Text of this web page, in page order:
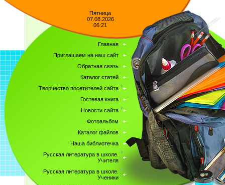
Пятница
07.08.2026
06:21
Главная
Приглашаем на наш сайт
Обратная связь
Каталог статей
Творчество посетителей сайта
Гостевая книга
Новости сайта
Фотоальбом
Каталог файлов
Наша библиотечка
Русская литература в школе.
Учителя
Русская литература в школе.
Ученики